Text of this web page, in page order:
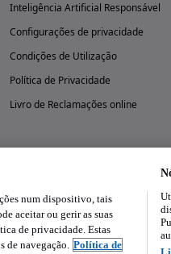
Inteligência Artificial Responsável
Configurações de privacidade
Condições de Utilização
Política de Privacidade
Livro de Reclamações online
num dispositivo, tais
aceitar ou gerir as suas
de privacidade. Estas
de navegação. Política de